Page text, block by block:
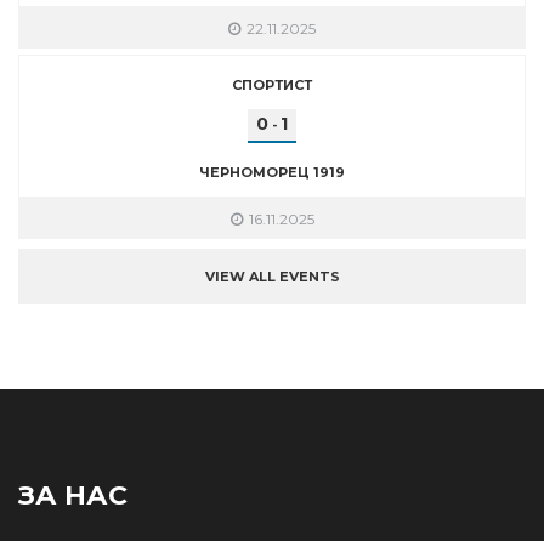
22.11.2025
СПОРТИСТ
0 - 1
ЧЕРНОМОРЕЦ 1919
16.11.2025
VIEW ALL EVENTS
ЗА НАС